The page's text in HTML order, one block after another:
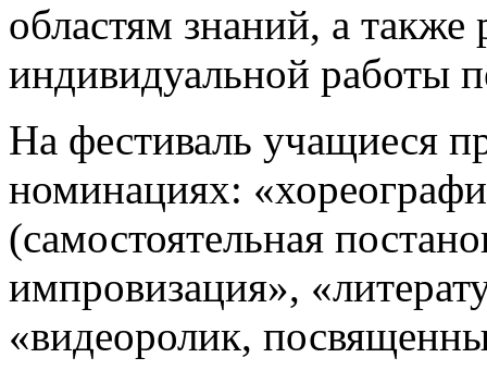
областям знаний, а
индивидуальной работы
На фестиваль учащиеся
номинациях:
(самостоятельная
импровизация»,
«видеоролик,